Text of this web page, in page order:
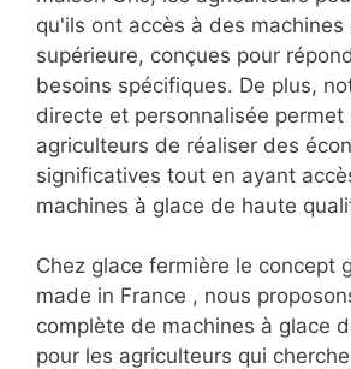
qu'ils ont accès à des machines
supérieure, conçues pour
besoins spécifiques. De plus,
directe et personnalisée permet
agriculteurs de réaliser des
significatives tout en ayant
machines à glace de haute
Chez glace fermière le concept
made in France , nous
complète de machines à glace
pour les agriculteurs qui